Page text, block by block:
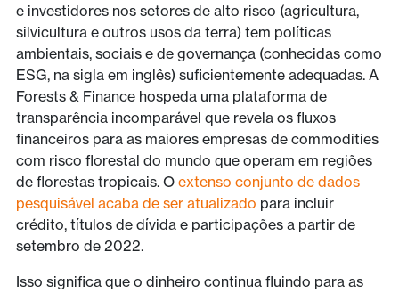
e investidores nos setores de alto risco (agricultura,
silvicultura e outros usos da terra) tem políticas
ambientais, sociais e de governança (conhecidas como
ESG, na sigla em inglês) suficientemente adequadas. A
Forests & Finance hospeda uma plataforma de
transparência incomparável que revela os fluxos
financeiros para as maiores empresas de commodities
com risco florestal do mundo que operam em regiões
de florestas tropicais. O extenso conjunto de dados
pesquisável acaba de ser atualizado para incluir
crédito, títulos de dívida e participações a partir de
setembro de 2022.
Isso significa que o dinheiro continua fluindo para as